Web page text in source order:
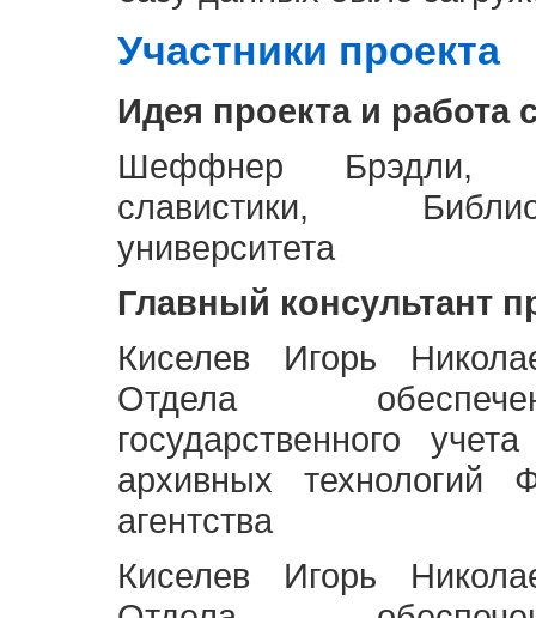
Участники проекта
Идея проекта и работа
Шеффнер Брэдли,
славистики,
университета
Главный консультант
Киселев Игорь
Отдела
государственного
архивных технологий
агентства
Киселев Игорь